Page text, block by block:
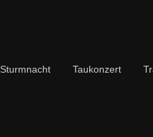
Sturmnacht Taukonzert